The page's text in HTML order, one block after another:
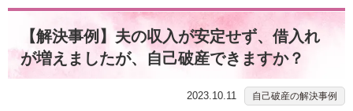
【解決事例】夫の収入が安定せず、借入れ
が増えましたが、自己破産できますか？
2023.10.11 自己破産の解決事例